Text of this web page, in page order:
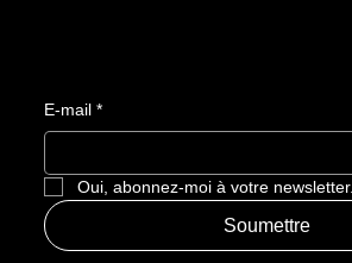
E-mail *
Oui, abonnez-moi à votre newsletter.
Soumettre